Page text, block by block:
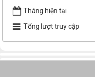
NQ phân bổ kinh phí
Thời gian đăng: 01/12/
lượt xem: 211 | lượt tải:75
Tháng hiện tại
Tổng lượt truy cập